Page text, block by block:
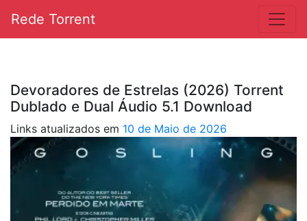
Rede Torrent
Devoradores de Estrelas (2026) Torrent
Dublado e Dual Áudio 5.1 Download
Links atualizados em 10 de Maio de 2026